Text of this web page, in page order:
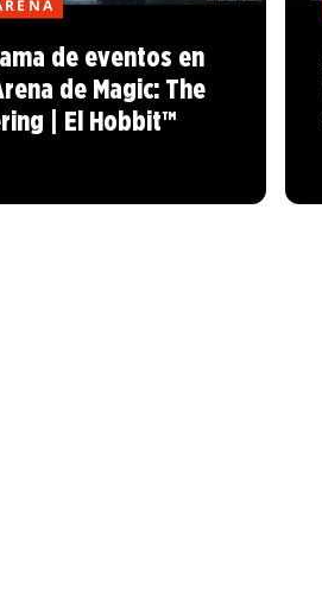
de eventos en
de Magic: The
| El Hobbit™